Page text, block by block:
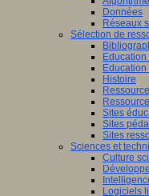
Données
Réseaux
Sélection de
Histoire
Sites
Sites
Sites
Sciences et
Culture
Logiciels